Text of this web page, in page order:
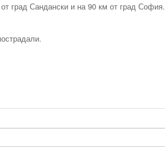
град Сандански и на 90 км от град София.